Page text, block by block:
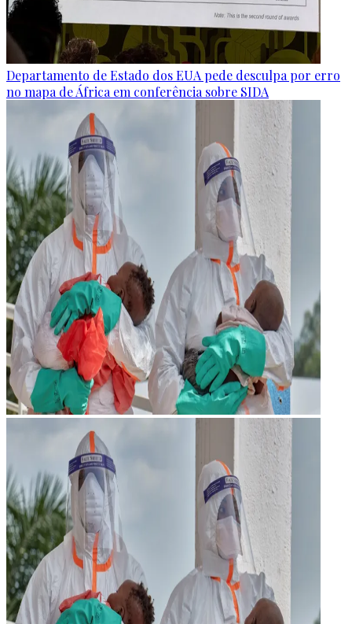
Departamento de Estado dos EUA pede desculpa por erro
no mapa de África em conferência sobre SIDA